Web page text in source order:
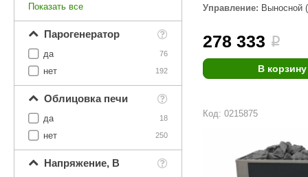
Показать все
Парогенератор
76
да
192
нет
Облицовка печи
18
да
250
нет
Напряжение, В
Управление: Выносной
278 333 i
В корзину
Код: 0215875